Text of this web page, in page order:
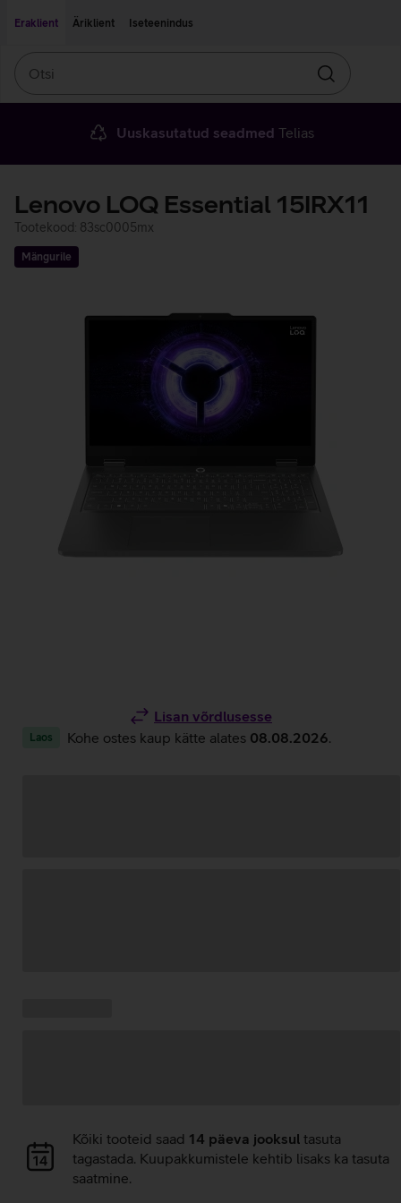
Eraklient
Äriklient Iseteenindus
Otsin
Uuskasutatud seadmed Telias
Lenovo LOQ Essential 15IRX11
Tootekood: 83sc0005mx
Mängurile
Lisan võrdlusesse
Laos Kohe ostes kaup kätte alates 08.08.2026
Andmete
laadimine
Kõiki tooteid saad 14 päeva jooksul tasuta
tagastada. Kuupakkumistele kehtib lisaks ka tasuta
saatmine.